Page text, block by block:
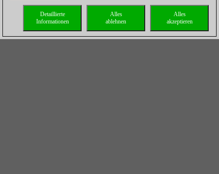
Alles
akzeptieren
Alles
ablehnen
Detaillierte
Informationen